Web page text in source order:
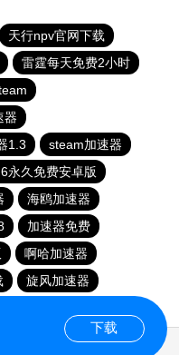
天行npv官网下载
雷霆每天免费2小时
器
1.3
steam加速器
永久免费安卓版
海鸥加速器
加速器免费
啊哈加速器
旋风加速器
下载